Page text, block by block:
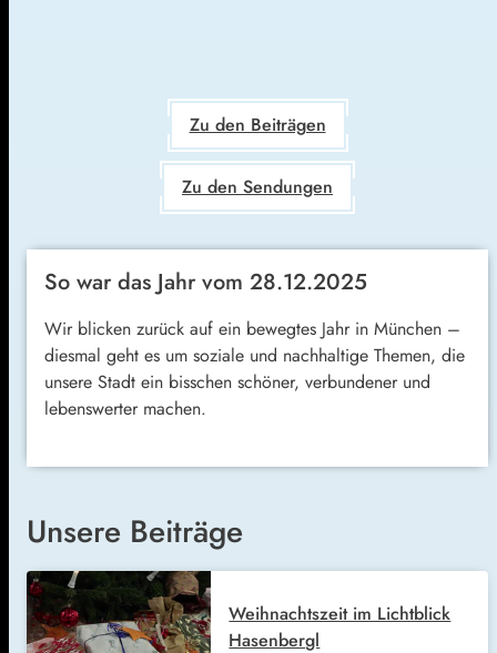
Zu den Beiträgen
Zu den Sendungen
So war das Jahr vom 28.12.2025
Wir blicken zurück auf ein bewegtes Jahr in München –
diesmal geht es um soziale und nachhaltige Themen, die
unsere Stadt ein bisschen schöner, verbundener und
lebenswerter machen.
Unsere Beiträge
Weihnachtszeit im Lichtblick
Hasenbergl